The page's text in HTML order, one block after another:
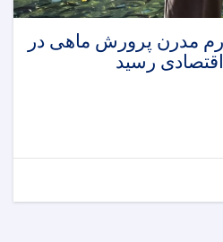
مدرن پرورش ماهی در
رسید